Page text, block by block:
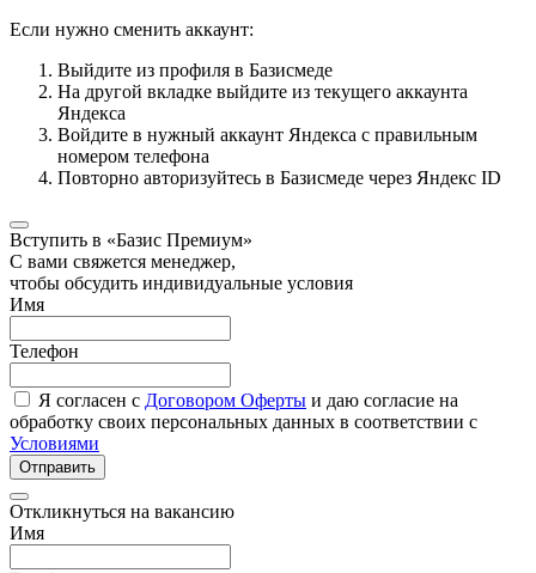
Если нужно сменить аккаунт:
Выйдите из профиля в Базисмеде
На другой вкладке выйдите из текущего аккаунта
Яндекса
Войдите в нужный аккаунт Яндекса с правильным
номером телефона
Повторно авторизуйтесь в Базисмеде через Яндекс ID
Вступить в «Базис Премиум»
С вами свяжется менеджер,
чтобы обсудить индивидуальные условия
Имя
Телефон
Я согласен с Договором Оферты и даю согласие на
обработку своих персональных данных в соответствии с
Условиями
Отправить
Откликнуться на вакансию
Имя